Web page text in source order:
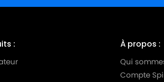
: À propos :
Qui
Compte